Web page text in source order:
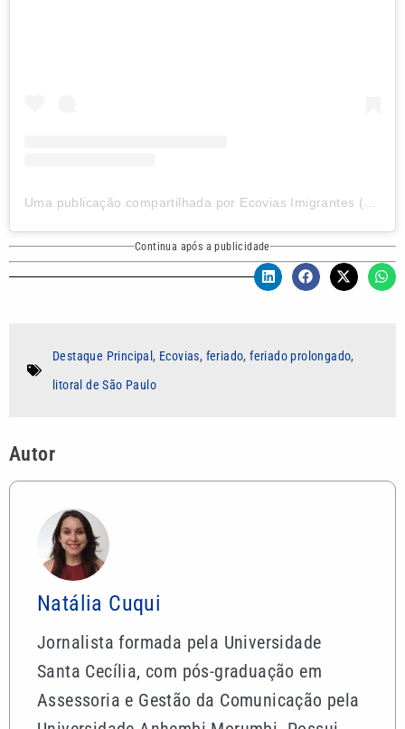
Continua após a publicidade
Destaque Principal, Ecovias, feriado,feriado prolongado,
litoral de São Paulo
Autor
Natália Cuqui
Jornalista formada pela Universidade
Santa Cecília, com pós-graduação em
Assessoria e Gestão da Comunicação pela